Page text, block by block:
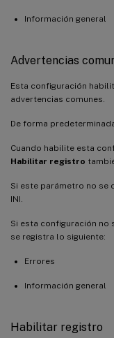
Información general
Advertencias
Esta configuración
advertencias comunes.
De forma
Cuando habilite esta
Habilitar registro
Si este parámetro no se
INI.
Si esta configuración no
se registra lo siguiente:
Errores
Información general
Habilitar registro